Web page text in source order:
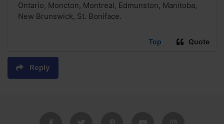
Ontario, Moncton, Montreal, Edmunston, Manitoba,
New Brunswick, St. Boniface.
Top Quote
Reply